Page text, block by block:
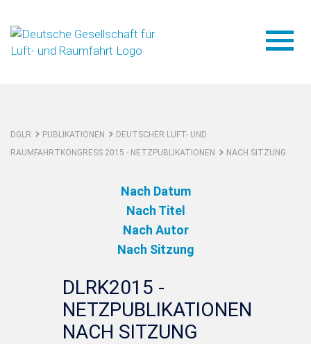
DGLR PUBLIKATIONEN
DEUTSCHER LUFT- UND
RAUMFAHRTKONGRESS 2015 - NETZPUBLIKATIONEN
NACH SITZUNG
Nach Datum
Nach Titel
Nach Autor
Nach Sitzung
DLRK2015 -
NETZPUBLIKATIONEN
NACH SITZUNG